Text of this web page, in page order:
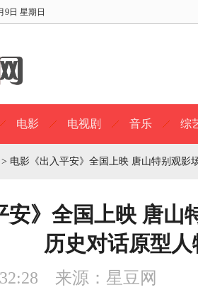
9日 星期日
电影 电视剧 音乐 综
> 电影《出入平安》全国上映 唐山特别观影
安》全国上映 唐山
历史对话原型人
来源：星豆网